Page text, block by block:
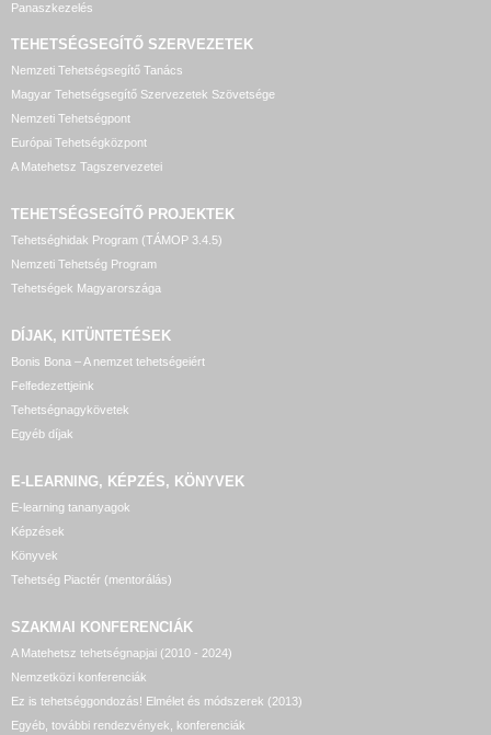
Panaszkezelés
TEHETSÉGSEGÍTŐ SZERVEZETEK
Nemzeti Tehetségsegítő Tanács
Magyar Tehetségsegítő Szervezetek Szövetsége
Nemzeti Tehetségpont
Európai Tehetségközpont
A Matehetsz Tagszervezetei
TEHETSÉGSEGÍTŐ PROJEKTEK
Tehetséghidak Program (TÁMOP 3.4.5)
Nemzeti Tehetség Program
Tehetségek Magyarországa
DÍJAK, KITÜNTETÉSEK
Bonis Bona – A nemzet tehetségeiért
Felfedezettjeink
Tehetségnagykövetek
Egyéb díjak
E-LEARNING, KÉPZÉS, KÖNYVEK
E-learning tananyagok
Képzések
Könyvek
Tehetség Piactér (mentorálás)
SZAKMAI KONFERENCIÁK
A Matehetsz tehetségnapjai (2010 - 2024)
Nemzetközi konferenciák
Ez is tehetséggondozás! Elmélet és módszerek (2013)
Egyéb, további rendezvények, konferenciák